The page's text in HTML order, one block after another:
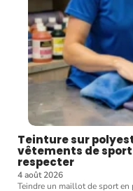
Teinture sur
vêtements de
respecter
4 août 2026
Teindre un maillot de sport en